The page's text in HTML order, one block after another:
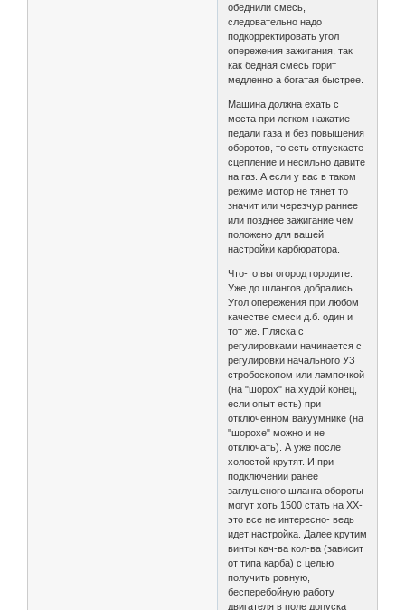
обеднили смесь,
следовательно надо
подкорректировать угол
опережения зажигания, так
как бедная смесь горит
медленно а богатая быстрее.
Машина должна ехать с
места при легком нажатие
педали газа и без повышения
оборотов, то есть отпускаете
сцепление и несильно давите
на газ. А если у вас в таком
режиме мотор не тянет то
значит или черезчур раннее
или позднее зажигание чем
положено для вашей
настройки карбюратора.
Что-то вы огород городите.
Уже до шлангов добрались.
Угол опережения при любом
качестве смеси д.б. один и
тот же. Пляска с
регулировками начинается с
регулировки начального УЗ
стробоскопом или лампочкой
(на "шорох" на худой конец,
если опыт есть) при
отключенном вакуумнике (на
"шорохе" можно и не
отключать). А уже после
холостой крутят. И при
подключении ранее
заглушеного шланга обороты
могут хоть 1500 стать на ХХ-
это все не интересно- ведь
идет настройка. Далее крутим
винты кач-ва кол-ва (зависит
от типа карба) с целью
получить ровную,
бесперебойную работу
двигателя в поле допуска